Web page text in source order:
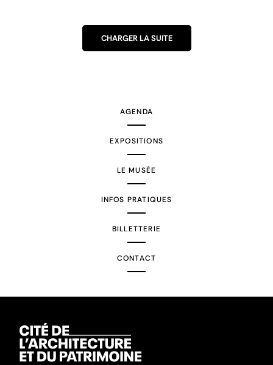
CHARGER LA SUITE
AGENDA
EXPOSITIONS
LE MUSÉE
INFOS PRATIQUES
BILLETTERIE
CONTACT